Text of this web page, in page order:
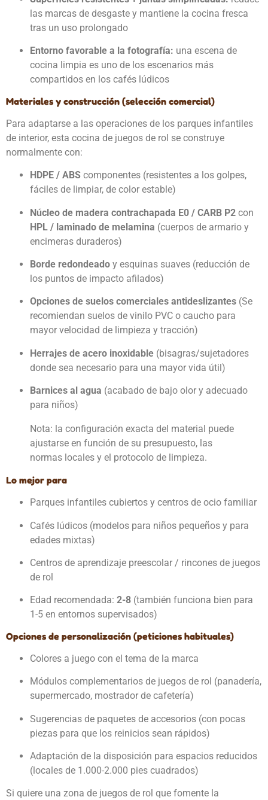
las marcas de desgaste y mantiene la cocina fresca
tras un uso prolongado
Entorno favorable a la fotografía: una escena de
cocina limpia es uno de los escenarios más
compartidos en los cafés lúdicos
Materiales y construcción (selección comercial)
Para adaptarse a las operaciones de los parques infantiles
de interior, esta cocina de juegos de rol se construye
normalmente con:
HDPE / ABS componentes (resistentes a los golpes,
fáciles de limpiar, de color estable)
Núcleo de madera contrachapada E0 / CARB P2 con
HPL / laminado de melamina (cuerpos de armario y
encimeras duraderos)
Borde redondeado y esquinas suaves (reducción de
los puntos de impacto afilados)
Opciones de suelos comerciales antideslizantes (Se
recomiendan suelos de vinilo PVC o caucho para
mayor velocidad de limpieza y tracción)
Herrajes de acero inoxidable (bisagras/sujetadores
donde sea necesario para una mayor vida útil)
Barnices al agua (acabado de bajo olor y adecuado
para niños)
Nota: la configuración exacta del material puede
ajustarse en función de su presupuesto, las
normas locales y el protocolo de limpieza.
Lo mejor para
Parques infantiles cubiertos y centros de ocio familiar
Cafés lúdicos (modelos para niños pequeños y para
edades mixtas)
Centros de aprendizaje preescolar / rincones de juegos
de rol
Edad recomendada: 2-8 (también funciona bien para
1-5 en entornos supervisados)
Opciones de personalización (peticiones habituales)
Colores a juego con el tema de la marca
Módulos complementarios de juegos de rol (panadería,
supermercado, mostrador de cafetería)
Sugerencias de paquetes de accesorios (con pocas
piezas para que los reinicios sean rápidos)
Adaptación de la disposición para espacios reducidos
(locales de 1.000-2.000 pies cuadrados)
Si quiere una zona de juegos de rol que fomente la